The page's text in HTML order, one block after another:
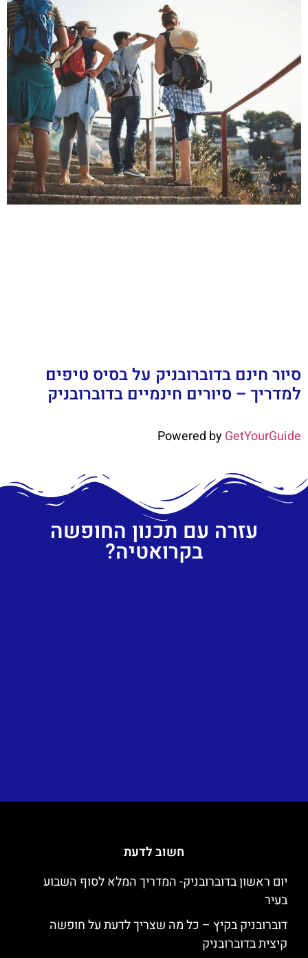
סיור חינם בדוברובניק על בסיס טיפים
למדריך – סיורים חינמיים בדוברובניק
Powered byGetYourGuide
עזרה עם תכנון החופשה
בקרואטיה?
חשוב לדעת
יום ראשון בדוברובניק- המדריך המלא לסוף השבוע
בעיר
דוברובניק בקיץ – כל מה שצריך לדעת על חופשה
קיצית בדוברובניק